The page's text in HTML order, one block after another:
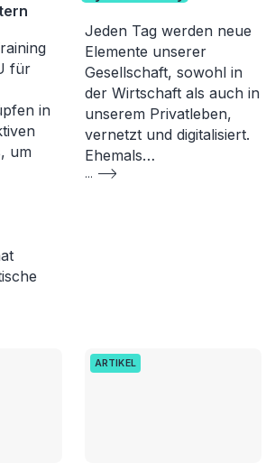
für
in
um
Jeden Tag werden neue
Elemente unserer
Gesellschaft, sowohl in
der Wirtschaft als auch in
unserem Privatleben,
vernetzt und digitalisiert.
Ehemals…
...
ARTIKEL